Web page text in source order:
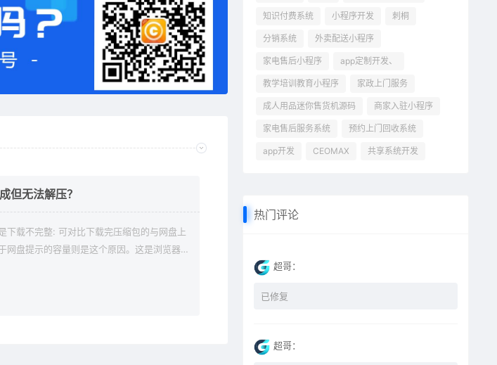
但无法解压？
下载不完整: 可对比下载完压缩包的与网盘上
网盘提示的容量则是这个原因。这是浏览器
知识付费系统 小程序开发 刺桐
分销系统 外卖配送小程序
家电售后小程序 app定制开发、
教学培训教育小程序 家政上门服务
成人用品迷你售货机源码 商家入驻小程序
家电售后服务系统 预约上门回收系统
app开发 CEOMAX 共享系统开发
热门评论
超哥：
已修复
超哥：